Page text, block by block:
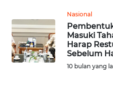
Nasional
Masuki
Harap
Sebelum
10 bulan yang
TENTANG
KAMI
PEDOMAN